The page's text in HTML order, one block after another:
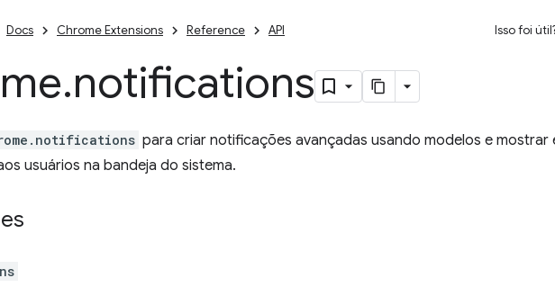
Docs Chrome Extensions Reference API Isso foi
.notifications
para criar notificações avançadas usando modelos e mostrar
usuários na bandeja do sistema.